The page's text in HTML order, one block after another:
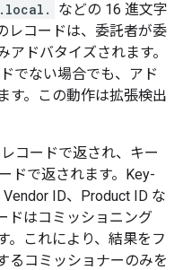
などの 16 進文字
レコードは、委託者が委
ドバタイズされます。
でない場合でも、アド
す。この動作は拡張検出
コードで返され、キー
ドで返されます。Key-
ID、Product ID な
ドはコミッショニング
。これにより、結果をフ
るコミッショナーのみを